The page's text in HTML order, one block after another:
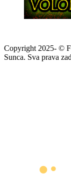
Copyright 2025- ©
Sunca. Sva prava